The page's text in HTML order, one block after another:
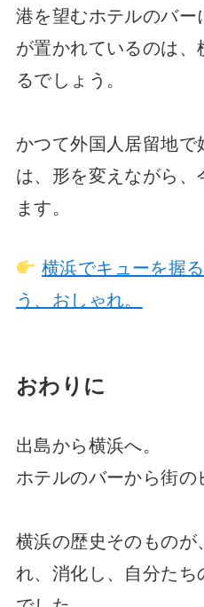
港を望むホテルのバ
が置かれているのは、
るでしょう。
かつて外国人居留地
は、形を変えながら
ます。
横浜でキューを握
う、おしゃれ。
おわりに
出島から横浜へ。
ホテルのバーから街の
横浜の歴史そのものが
れ、消化し、自分た